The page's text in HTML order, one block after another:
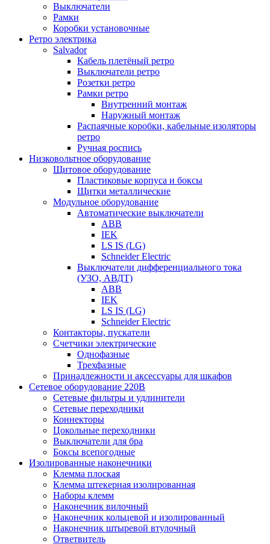
Выключатели
Рамки
Коробки установочные
Ретро электрика
Salvador
Кабель плетёный ретро
Выключатели ретро
Розетки ретро
Рамки ретро
Внутренний монтаж
Наружный монтаж
Распаячные коробки, кабельные изоляторы
ретро
Ручная роспись
Низковольтное оборудование
Щитовое оборудование
Пластиковые корпуса и боксы
Щитки металлические
Модульное оборудование
Автоматические выключатели
ABB
IEK
LS IS (LG)
Schneider Electric
Выключатели дифференциального тока
(УЗО, АВДТ)
ABB
IEK
LS IS (LG)
Schneider Electric
Контакторы, пускатели
Счетчики электрические
Однофазные
Трехфазные
Принадлежности и аксессуары для шкафов
Сетевое оборудование 220В
Сетевые фильтры и удлинители
Сетевые переходники
Коннекторы
Цокольные переходники
Выключатели для бра
Боксы всепогодные
Изолированные наконечники
Клемма плоская
Клемма штекерная изолированная
Наборы клемм
Наконечник вилочный
Наконечник кольцевой и изолированный
Наконечник штыревой втулочный
Ответвитель